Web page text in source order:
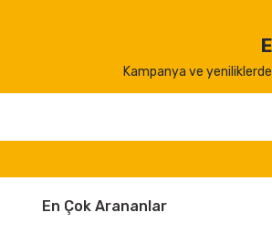
Kampanya ve
En Çok Arananlar